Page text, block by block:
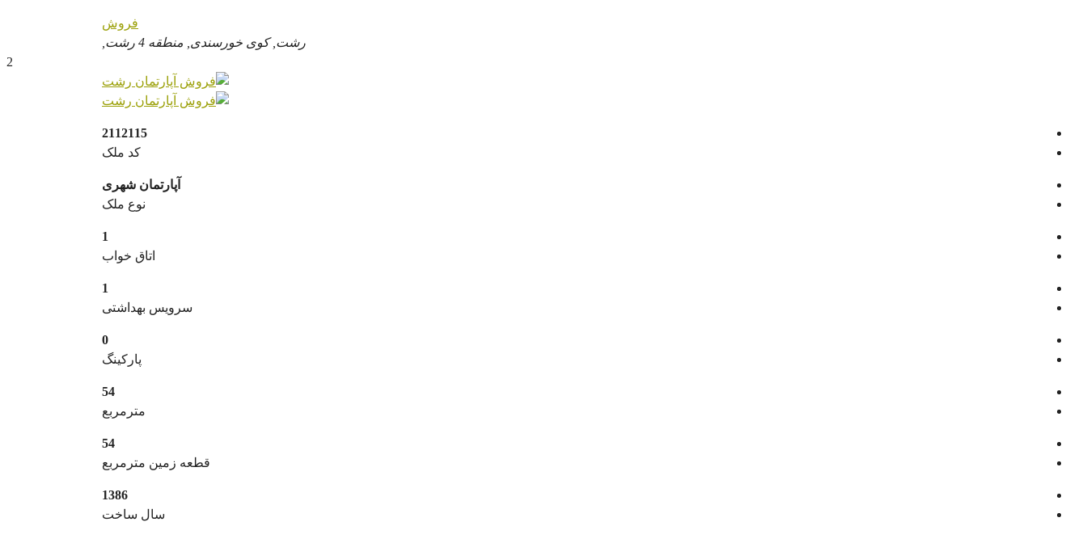
فروش
رشت, کوی خورسندی, منطقه 4 رشت,
2
2112115
کد ملک
آپارتمان شهری
نوع ملک
1
اتاق خواب
1
سرویس بهداشتی
0
پارکینگ
54
مترمربع
54
قطعه زمین مترمربع
1386
سال ساخت